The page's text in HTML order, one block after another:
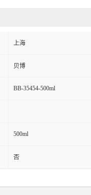
上海
贝博
BB-35454-500ml
500ml
否